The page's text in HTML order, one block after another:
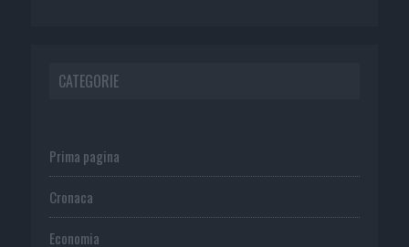
CATEGORIE
Prima pagina
Cronaca
Economia